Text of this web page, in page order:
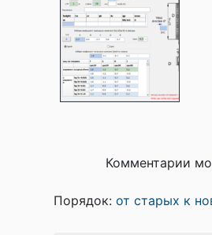
Комментарии
Порядок: от старых к